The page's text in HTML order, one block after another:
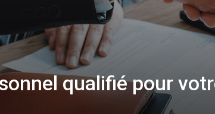
qualifié pour